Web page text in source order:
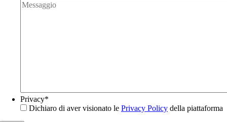
Privacy*
Dichiaro di aver visionato le Privacy Policy della piattaforma